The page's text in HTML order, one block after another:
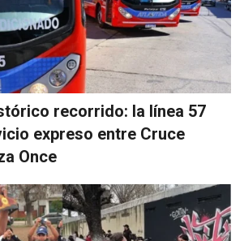
recorrido: la línea 57
expreso entre Cruce
Once